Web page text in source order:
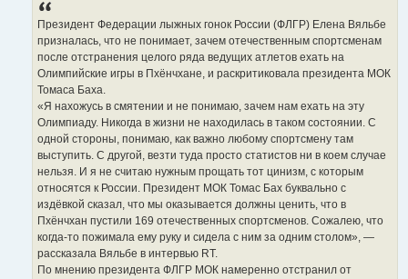
Президент Федерации лыжных гонок России (ФЛГР) Елена Вяльбе
призналась, что не понимает, зачем отечественным спортсменам
после отстранения целого ряда ведущих атлетов ехать на
Олимпийские игры в Пхёнчхане, и раскритиковала президента МОК
Томаса Баха.
«Я нахожусь в смятении и не понимаю, зачем нам ехать на эту
Олимпиаду. Никогда в жизни не находилась в таком состоянии. С
одной стороны, понимаю, как важно любому спортсмену там
выступить. С другой, везти туда просто статистов ни в коем случае
нельзя. И я не считаю нужным прощать тот цинизм, с которым
относятся к России. Президент МОК Томас Бах буквально с
издёвкой сказал, что мы оказывается должны ценить, что в
Пхёнчхан пустили 169 отечественных спортсменов. Сожалею, что
когда-то пожимала ему руку и сидела с ним за одним столом», —
рассказала Вяльбе в интервью RT.
По мнению президента ФЛГР МОК намеренно отстранил от